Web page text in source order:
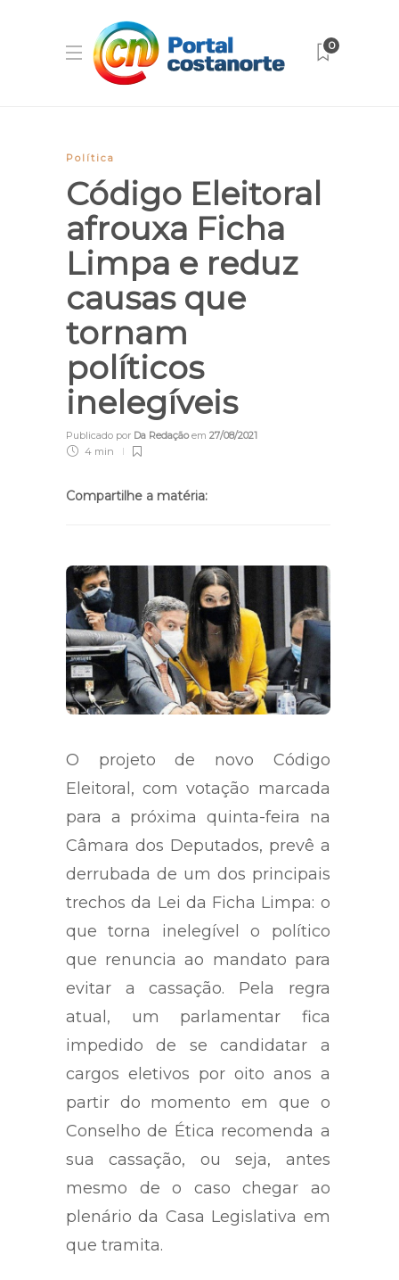
0
Política
Código Eleitoral
afrouxa Ficha
Limpa e reduz
causas que
tornam
políticos
inelegíveis
O projeto de novo Código
Eleitoral, com votação marcada
para a próxima quinta-feira na
Câmara dos Deputados, prevê a
derrubada de um dos principais
trechos da Lei da Ficha Limpa: o
que torna inelegível o político
que renuncia ao mandato para
evitar a cassação. Pela regra
atual, um parlamentar fica
impedido de se candidatar a
cargos eletivos por oito anos a
partir do momento em que o
Conselho de Ética recomenda a
sua cassação, ou seja, antes
mesmo de o caso chegar ao
plenário da Casa Legislativa em